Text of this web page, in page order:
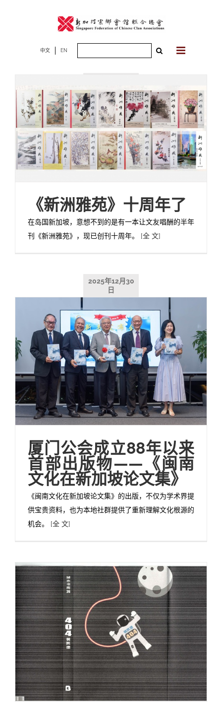
中文 EN
2026年03月13
《新洲雅苑》十周年了
在岛国新加坡，意想不到的是有一本让文友唱酬的半年
刊《新洲雅苑》，现已创刊十周年。 [全 文]
2025年12月30
日
厦门公会成立88年以来
首部出版物——《闽南
文化在新加坡论文集》
《闽南文化在新加坡论文集》的出版，不仅为学术界提
供宝贵资料，也为本地社群提供了重新理解文化根源的
机会。 [全 文]